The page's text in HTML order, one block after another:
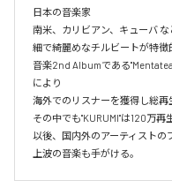
日本の音楽家
南米、カリビアン、キューバ
細で綺麗めなチルビートが特徴
音楽2nd Albumである
により
海外でのリスナーを獲得し総再
その中でも"KURUMI"は120万再
以後、国内外のアーティストの
上波の音楽も手がける。